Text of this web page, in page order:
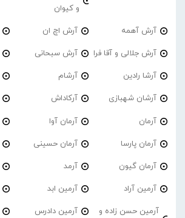
و کیوان
آرش آهمه آرش اچ ان
آرش جلالی و آقا فرا آرش سبحانی
آرشا رادین آرشام
آرشان شهبازی آرکاداش
آرمان آرمان آوا
آرمان پارسا آرمان حسینی
آرمان گیون آرمد
آرمین آراد آرمین ابد
آرمین حسن زاده و
آرمین دادرس